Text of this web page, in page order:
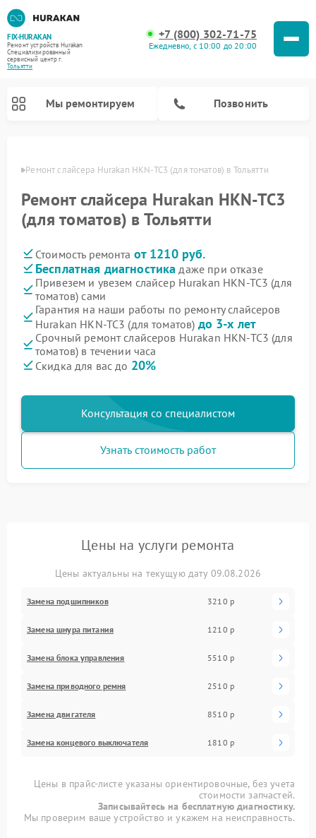
FIX-HURAKAN
Ремонт устройств Hurakan
Специализированный
cервисный центр г.
Тольятти
+7 (800) 302-71-75
Ежедневно, с 10:00 до 20:00
Мы ремонтируем Позвонить
Ремонт слайсера Hurakan HKN-TC3 (для томатов) в Тольятти
Ремонт слайсера Hurakan HKN-TC3
(для томатов) в Тольятти
Стоимость ремонта от 1210 руб.
Бесплатная диагностика даже при отказе
Привезем и увезем слайсер Hurakan HKN-TC3 (для
томатов) сами
Гарантия на наши работы по ремонту слайсеров
Hurakan HKN-TC3 (для томатов) до 3-х лет
Срочный ремонт слайсеров Hurakan HKN-TC3 (для
томатов) в течении часа
Скидка для вас до 20%
Консультация со специалистом
Узнать стоимость работ
Цены на услуги ремонта
Цены актуальны на текущую дату 09.08.2026
Замена подшипников 3210 р
Замена шнура питания 1210 р
Замена блока управления 5510 р
Замена приводного ремня 2510 р
Замена двигателя 8510 р
Замена концевого выключателя 1810 р
Цены в прайс-листе указаны ориентировочные, без учета
стоимости запчастей.
Записывайтесь на бесплатную диагностику.
Мы проверим ваше устройство и укажем на неисправность.